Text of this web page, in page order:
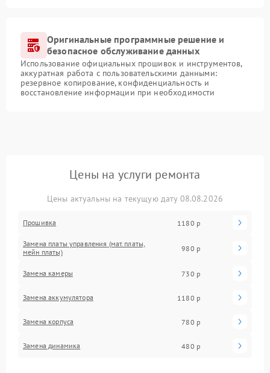
Оригинальные программные решение и
безопасное обслуживание данных
Использование официальных прошивок и инструментов,
аккуратная работа с пользовательскими данными:
резервное копирование, конфиденциальность и
восстановление информации при необходимости
Цены на услуги ремонта
Цены актуальны на текущую дату 08.08.2026
Прошивка 1180 р
Замена платы управления (мат.платы,
мейн платы)
980 р
Замена камеры 730 р
Замена аккумулятора 1180 р
Замена корпуса 780 р
Замена динамика 480 р